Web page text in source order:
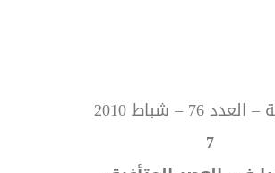
76 – شباط 2010
7